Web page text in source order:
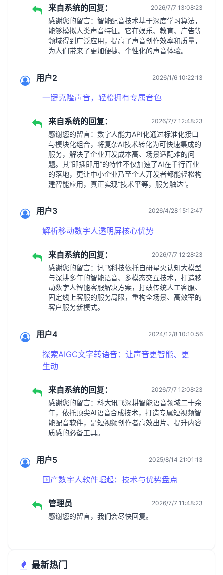
来自系统的回复： 2026/7/7 13:08:23
感谢您的留言：智能配音技术基于深度学习算法，
能够模拟人类声音特征。它在娱乐、教育、广告等
领域得到广泛应用，提高了声音创作效率和质量，
为人们带来了更加便捷、个性化的声音体验。
用户2 2026/1/6 10:22:13
一键克隆声音，轻松拥有专属音色
来自系统的回复： 2026/7/7 12:48:23
感谢您的留言：数字人能力API化通过标准化接口
与模块化组合，将复杂AI技术转化为可快速集成的
服务，解决了企业开发成本高、场景适配难的问
题。其“即插即用”的特性不仅加速了AI在千行百业
的落地，更让中小企业乃至个人开发者都能轻松构
建智能应用，真正实现“技术平等，服务触达”。
用户3 2026/4/28 15:12:47
解析移动数字人透明屏核心优势
来自系统的回复： 2026/7/7 12:28:23
感谢您的留言：讯飞科技依托自研星火认知大模型
与深耕多年的智能语音、多模态交互技术，打造移
动数字人智能客服解决方案，打破传统人工客服、
固定线上客服的服务局限，重构全场景、高效率的
客户服务新模式。
用户4 2024/12/8 10:10:56
探索AIGC文字转语音：让声音更智能、更
生动
来自系统的回复： 2026/7/7 12:08:23
感谢您的留言：科大讯飞深耕智能语音领域二十余
年，依托顶尖AI语音合成技术，打造专属短视频智
能配音软件，是短视频创作者高效出片、提升内容
质感的必备工具。
用户5 2025/8/14 21:01:13
国产数字人软件崛起：技术与优势盘点
管理员 2026/7/7 11:48:23
感谢您的留言，我们会尽快回复。
最新热门